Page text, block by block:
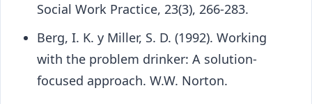
Social Work Practice, 23(3), 266-283.
Berg, I. K. y Miller, S. D. (1992). Working
with the problem drinker: A solution-
focused approach. W.W. Norton.